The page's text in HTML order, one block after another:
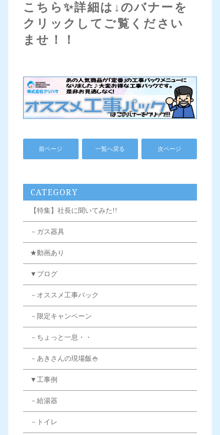
こちら✨詳細は↓のバナーを
クリックしてご覧ください
ませ！！
前ページ 一覧へ戻る 次ページ
CATEGORY
【特集】社長に聞いてみた!!
－ガス器具
★動画あり
▼ブログ
－オススメ工事パック
－限定キャンペーン
－ちょっと一息・・
－あきさんの現場飯🍚
▼工事例
－給湯器
－トイレ